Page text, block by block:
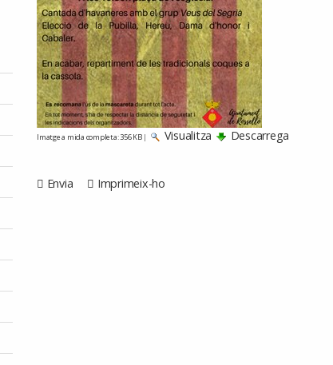
Imatge a mida completa:356 KB| Visualitza Descarrega
Envia Imprimeix-ho